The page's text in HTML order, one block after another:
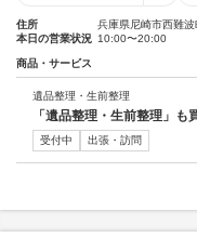
住所
兵庫県尼崎市西難
本日の営業状況 10:00〜20:00
商品・サービス
遺品整理・生前整理
「遺品整理・生前整理」も
受付中 出張・訪問